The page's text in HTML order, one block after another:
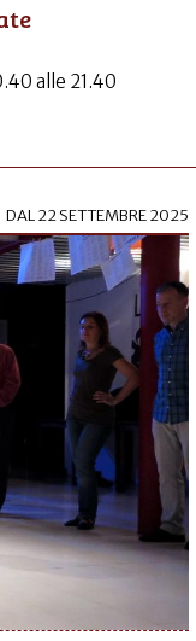
alle 21.40
DAL22 SETTEMBRE 2025